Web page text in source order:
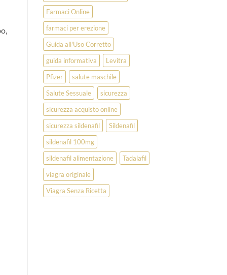
Farmaci Online
farmaci per erezione
Guida all'Uso Corretto
guida informativa
Levitra
Pfizer
salute maschile
Salute Sessuale
sicurezza
sicurezza acquisto online
sicurezza sildenafil
Sildenafil
sildenafil 100mg
sildenafil alimentazione
Tadalafil
viagra originale
Viagra Senza Ricetta